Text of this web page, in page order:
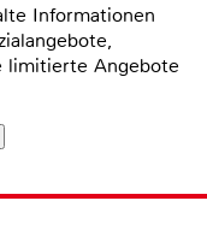
Informationen
limitierte Angebote